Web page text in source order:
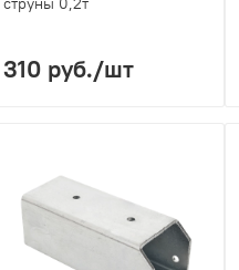
310 руб./шт